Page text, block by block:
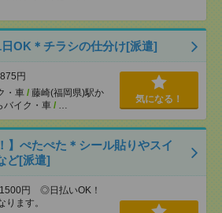
OK＊チラシの仕分け[派遣]
円
・車 / 藤崎(福岡県)駅か
バイク・車 / …
気になる！
】ぺたぺた＊シール貼りやスイ
ど[派遣]
1500円 ◎日払いOK！
ます。